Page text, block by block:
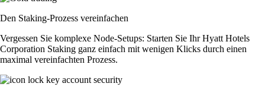
Den Staking-Prozess vereinfachen
Vergessen Sie komplexe Node-Setups: Starten Sie Ihr Hyatt Hotels
Corporation Staking ganz einfach mit wenigen Klicks durch einen
maximal vereinfachten Prozess.